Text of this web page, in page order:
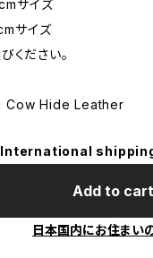
サイズ
サイズ
ください。
Hide Leather
International
Add to cart
日本国内にお住まい